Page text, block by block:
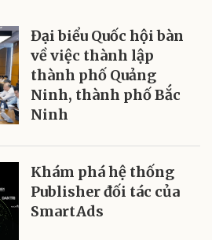
Đại biểu Quốc hội bàn
về việc thành lập
thành phố Quảng
Ninh, thành phố Bắc
Ninh
Khám phá hệ thống
Publisher đối tác của
SmartAds